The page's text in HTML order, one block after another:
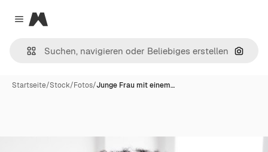
Close menu
Magnific
Nach
Startseite/Stock/Fotos/Junge Frau mit einem…